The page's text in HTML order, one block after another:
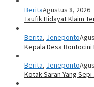
BeritaAgustus 8, 2026
Taufik Hidayat Klaim
Berita, Jeneponto
Kepala Desa
Berita, Jeneponto
Kotak Saran Yang